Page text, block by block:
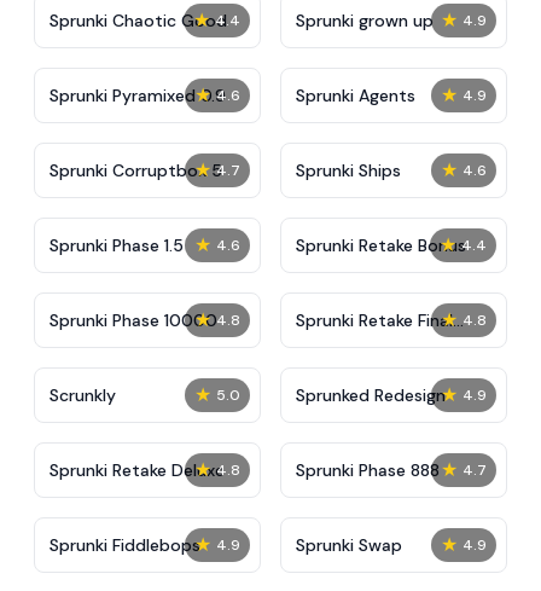
★ 4.4
Sprunki Chaotic Good ★ 4.9
Sprunki grown up
★ 4.6
Sprunki Pyramixed 0.9 ★ 4.9
Sprunki Agents
★ 4.7
Sprunki Corruptbox 5 ★ 4.6
Sprunki Ships
★ 4.6
Sprunki Phase 1.5 ★ 4.4
Sprunki Retake Bonus
★ 4.8
Sprunki Phase 10000 ★ 4.8
Sprunki Retake Final
Update
★ 5.0
Scrunkly ★ 4.9
Sprunked Redesign
★ 4.8
Sprunki Retake Deluxe ★ 4.7
Sprunki Phase 888
★ 4.9
Sprunki Fiddlebops ★ 4.9
Sprunki Swap